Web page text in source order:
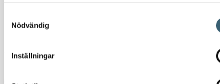
Nödvändig
Inställningar
och utrustning för snabba leveranser över hela Sverige och Norge.
Vänligen kontakta
Ladda ner produktblad